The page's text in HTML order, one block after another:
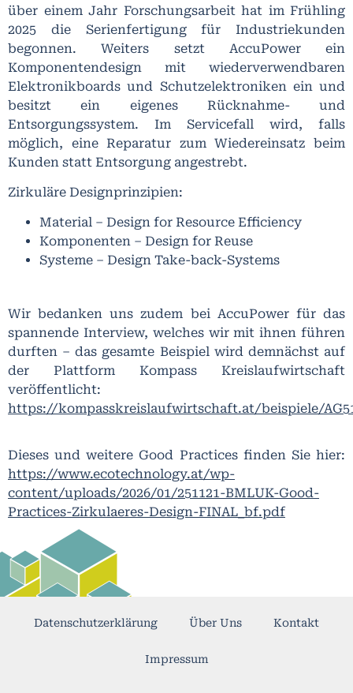
über einem Jahr Forschungsarbeit hat im Frühling
2025 die Serienfertigung für Industriekunden
begonnen. Weiters setzt AccuPower ein
Komponentendesign mit wiederverwendbaren
Elektronikboards und Schutzelektroniken ein und
besitzt ein eigenes Rücknahme- und
Entsorgungssystem. Im Servicefall wird, falls
möglich, eine Reparatur zum Wiedereinsatz beim
Kunden statt Entsorgung angestrebt.
Zirkuläre Designprinzipien:
Material – Design for Resource Efficiency
Komponenten – Design for Reuse
Systeme – Design Take-back-Systems
Wir bedanken uns zudem bei AccuPower für das
spannende Interview, welches wir mit ihnen führen
durften – das gesamte Beispiel wird demnächst auf
der Plattform Kompass Kreislaufwirtschaft
veröffentlicht:
https://kompasskreislaufwirtschaft.at/beispiele/
Dieses und weitere Good Practices finden Sie hier:
https://www.ecotechnology.at/wp-
content/uploads/2026/01/251121-BMLUK-Good-
Practices-Zirkulaeres-Design-FINAL_bf.pdf
Datenschutzerklärung Über Uns Kontakt
Impressum